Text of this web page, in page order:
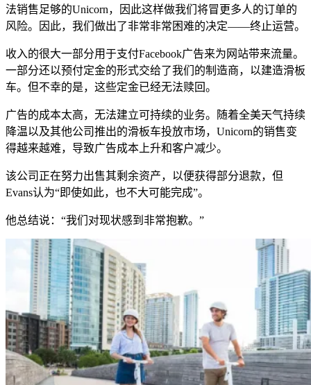
法销售足够的Unicorn，因此这样做我们将冒更多人的订单的
风险。因此，我们做出了非常非常困难的决定——终止运营。
收入的很大一部分用于支付Facebook广告来为网站带来流量。
一部分还以预付定金的形式交给了我们的制造商，以建造滑板
车。但不幸的是，这些定金已经无法赎回。
广告的成本太高，无法建立可持续的业务。随着全美天气持续
降温以及其他公司推出的滑板车投放市场，Unicorn的销售变
得越来越难，导致广告成本上升和客户减少。
该公司正在努力出售其剩余资产，以便获得部分退款，但
Evans认为“即使如此，也不大可能完成”。
他总结说：“我们对现状感到非常抱歉。”